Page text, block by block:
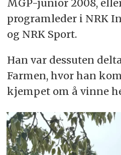
MGP-junior 2008,
programleder i NRK
og NRK Sport.
Han var dessuten
Farmen, hvor han
kjempet om å vinne